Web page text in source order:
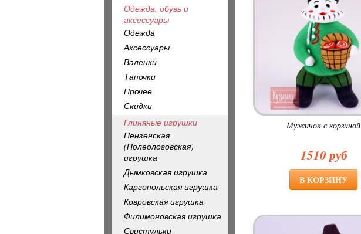
Мужичок с корзиной
1510 руб
Одежда, обувь и
аксессуары
Одежда
Аксессуары
Валенки
Тапочки
Прочее
Скидки
Глиняные игрушки
Пензенская
(Полеологовская)
игрушка
Дымковская игрушка
Каргопольская игрушка
Ковровская игрушка
Филимоновская игрушка
Свистульки